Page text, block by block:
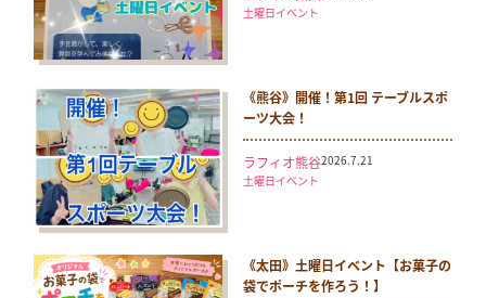
土曜日イベント
《熊谷》開催！第1回 テーブルスポ
ーツ大会！
ラフィオ熊谷2026.7.21
土曜日イベント
《太田》土曜日イベント【お菓子の
袋でポーチを作ろう！】